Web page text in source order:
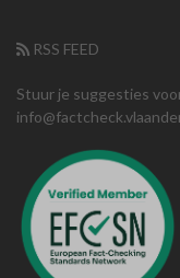
RSS FEED
Stuur je suggesties